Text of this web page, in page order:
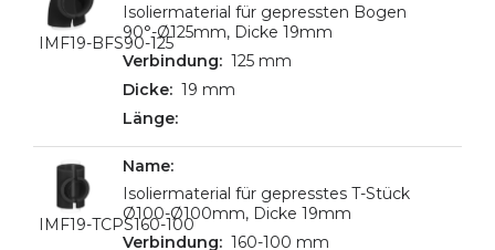
IMF19-BFS90-125
Isoliermaterial für gepressten Bogen
90°-Ø125mm, Dicke 19mm
125 mm
19 mm
IMF19-TCPS160-100
Isoliermaterial für gepresstes T-Stück
Ø100-Ø100mm, Dicke 19mm
160-100 mm